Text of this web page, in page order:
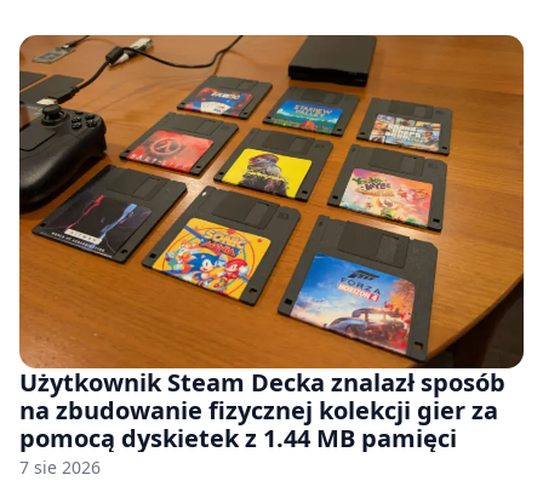
Użytkownik Steam Decka znalazł sposób
na zbudowanie fizycznej kolekcji gier za
pomocą dyskietek z 1.44 MB pamięci
7 sie 2026